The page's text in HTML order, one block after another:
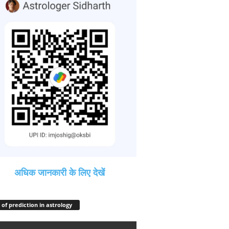
अधिक जानकारी के लिए देखें
prediction in astrology